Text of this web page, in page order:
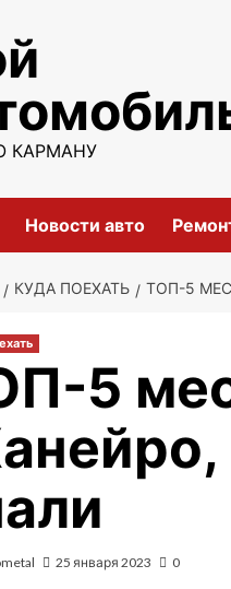
КАРМАНУ
Новости авто
КУДА ПОЕХАТЬ ТОП-5
5
25 января 2023 0